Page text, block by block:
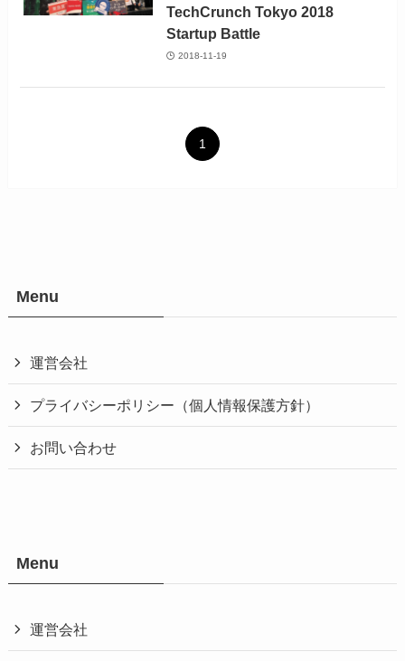
TechCrunch Tokyo 2018
Startup Battle
2018-11-19
1
Menu
運営会社
プライバシーポリシー（個人情報保護方針）
お問い合わせ
Menu
運営会社